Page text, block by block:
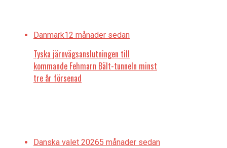
Danmark12 månader sedan
Tyska järnvägsanslutningen till
kommande Fehmarn Bält-tunneln minst
tre år försenad
Danska valet 20265 månader sedan